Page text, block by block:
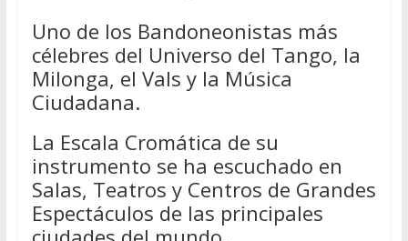
Uno de los Bandoneonistas más
célebres del Universo del Tango, la
Milonga, el Vals y la Música
Ciudadana.
La Escala Cromática de su
instrumento se ha escuchado en
Salas, Teatros y Centros de Grandes
Espectáculos de las principales